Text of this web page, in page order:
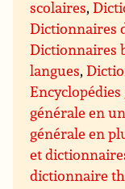
scolaires,
Dictionnaires
Dictionnaires
langues,
Encyclopédies
générale en
générale en
et
dictionnaire